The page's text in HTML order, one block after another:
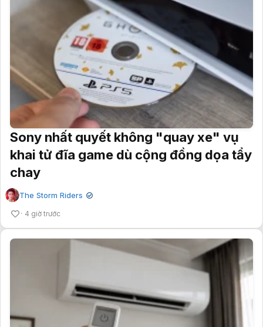
Sony nhất quyết không "quay xe" vụ
khai tử đĩa game dù cộng đồng dọa tẩy
chay
The Storm Riders ✔
4 giờ trước